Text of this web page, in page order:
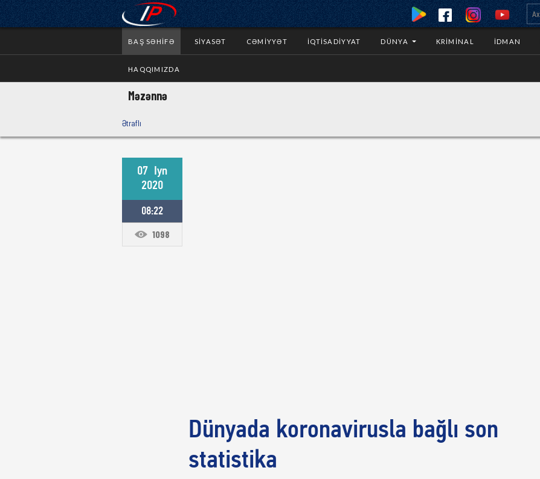
BAŞ SƏHIFƏ SIYASƏT CƏMIYYƏT İQTISADIYYAT DÜNYA KRIMINAL İDMAN
HAQQIMIZDA
Məzənnə
Ətraflı
07 Iyn
2020
08:22
1098
Dünyada koronavirusla bağlı son
statistika